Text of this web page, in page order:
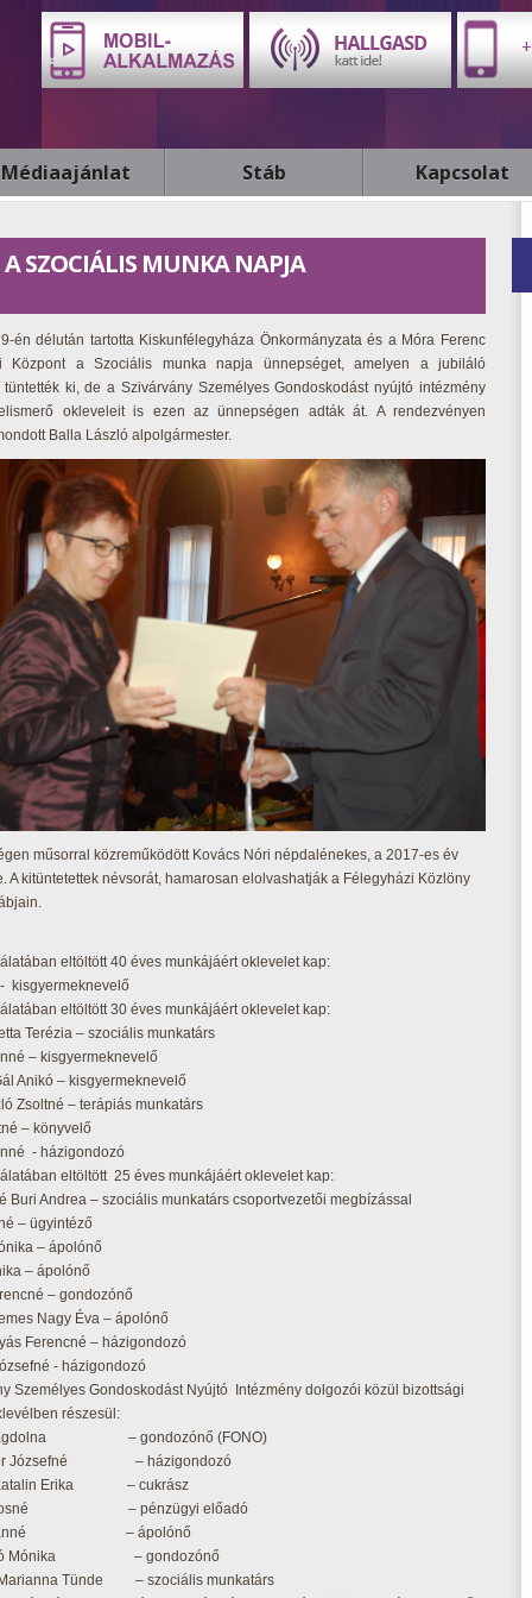
Médiaajánlat Stáb Kapcsolat
SZOCIÁLIS MUNKA NAPJA
én délután tartotta Kiskunfélegyháza Önkormányzata és a Móra Ferenc
Központ a Szociális munka napja ünnepséget, amelyen a jubiláló
tüntették ki, de a Szivárvány Személyes Gondoskodást nyújtó intézmény
okleveleit is ezen az ünnepségen adták át. A rendezvényen
Balla László alpolgármester.
műsorral közreműködött Kovács Nóri népdalénekes, a 2017-es év
A kitüntetettek névsorát, hamarosan elolvashatják a Félegyházi Közlöny
eltöltött 40 éves munkájáért oklevelet kap:
kisgyermeknevelő
eltöltött 30 éves munkájáért oklevelet kap:
Terézia – szociális munkatárs
– kisgyermeknevelő
Anikó – kisgyermeknevelő
Zsoltné – terápiás munkatárs
– könyvelő
- házigondozó
eltöltött 25 éves munkájáért oklevelet kap:
Buri Andrea – szociális munkatárs csoportvezetői megbízással
– ügyintéző
– ápolónő
– ápolónő
– gondozónő
Nagy Éva – ápolónő
Ferencné – házigondozó
- házigondozó
Személyes Gondoskodást Nyújtó Intézmény dolgozói közül bizottsági
részesül:
– gondozónő (FONO)
Józsefné – házigondozó
Katalin Erika – cukrász
– pénzügyi előadó
– ápolónő
Mónika – gondozónő
Tünde – szociális munkatárs